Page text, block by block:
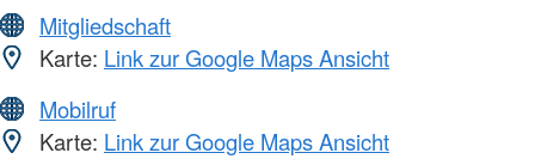
Mitgliedschaft
Karte: Link zur Google Maps Ansicht
Mobilruf
Karte: Link zur Google Maps Ansicht